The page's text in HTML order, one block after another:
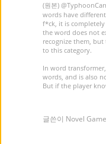
(원본)
words have
f*ck, it is
the word does not
recognize them,
to this category.
In word
words, and is also
But if the player
글쓴이 Novel